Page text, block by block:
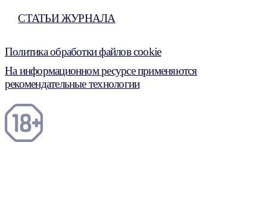
СТАТЬИ ЖУРНАЛА
Политика обработки файлов cookie
На информационном ресурсе применяются
рекомендательные технологии